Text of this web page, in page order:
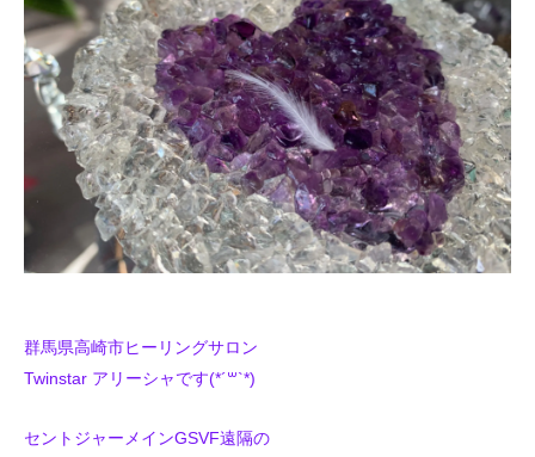
群馬県高崎市ヒーリングサロン
Twinstar アリーシャです(*´꒳`*)
セントジャーメインGSVF遠隔の